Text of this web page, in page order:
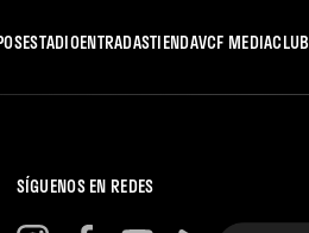
ESTADIOENTRADASTIENDAVCF MEDIACLUB
SÍGUENOS EN REDES